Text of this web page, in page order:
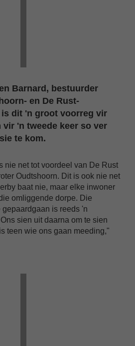
Barnard, bestuurder
en De Rust-
dit 'n groot voorreg vir
vir 'n tweede keer so ver
te kom.
nie net tot voordeel van De Rust
Oudtshoorn. Dit is ook nie net
baat nie, maar elke inwoner
omliggende dorpe. Die
is reeds 'n
sien uit daarna om te sien
teen wie ons gaan meeding,"